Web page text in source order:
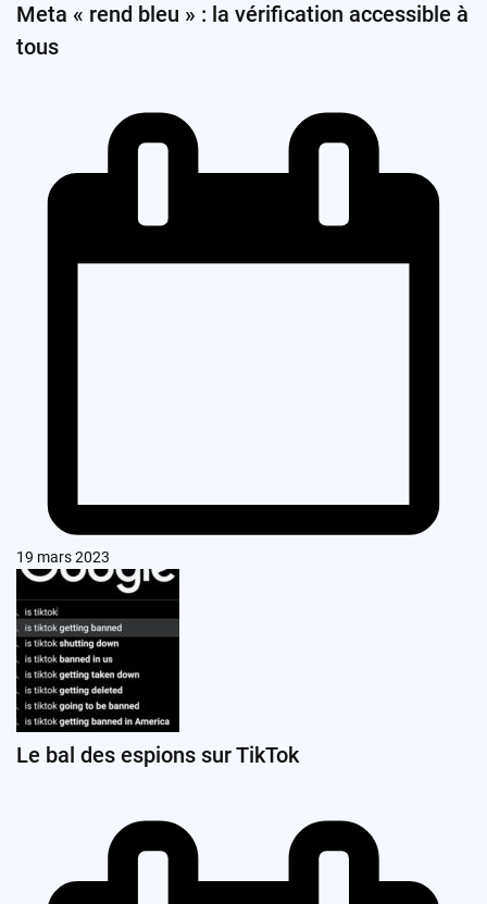
Meta « rend bleu » : la vérification accessible à
tous
19 mars 2023
Le bal des espions sur TikTok